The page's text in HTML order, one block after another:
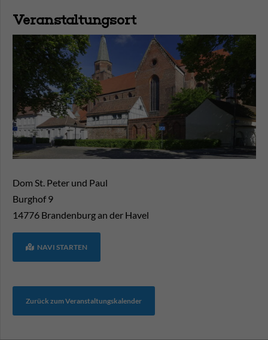
Veranstaltungsort
Dom St. Peter und Paul
Burghof 9
14776 Brandenburg an der Havel
NAVI STARTEN
Zurück zum Veranstaltungskalender